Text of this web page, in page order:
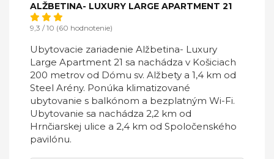
ALŽBETINA- LUXURY LARGE APARTMENT 21
9,3 / 10 (60 hodnotenie)
Ubytovacie zariadenie Alžbetina- Luxury
Large Apartment 21 sa nachádza v Košiciach
200 metrov od Dómu sv. Alžbety a 1,4 km od
Steel Arény. Ponúka klimatizované
ubytovanie s balkónom a bezplatným Wi-Fi.
Ubytovanie sa nachádza 2,2 km od
Hrnčiarskej ulice a 2,4 km od Spoločenského
pavilónu.